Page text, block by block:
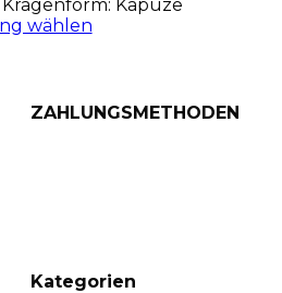
Kapuze
wählen
ZAHLUNGSMETHODEN
Kategorien